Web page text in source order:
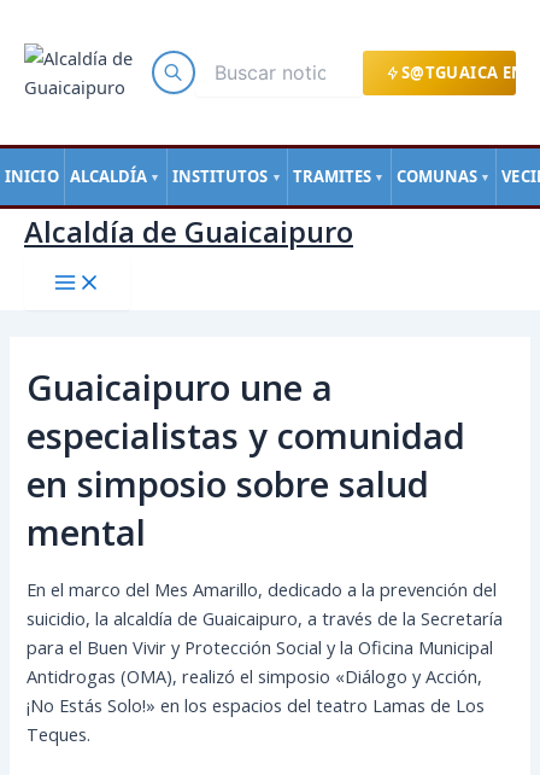
S@TGUAICA EN
INICIO ALCALDÍA ▼ INSTITUTOS ▼ TRAMITES ▼ COMUNAS ▼
contenido
Alcaldía de Guaicaipuro
Guaicaipuro une a
especialistas y comunidad
en simposio sobre salud
mental
En el marco del Mes Amarillo, dedicado a la prevención del
suicidio, la alcaldía de Guaicaipuro, a través de la Secretaría
para el Buen Vivir y Protección Social y la Oficina Municipal
Antidrogas (OMA), realizó el simposio «Diálogo y Acción,
¡No Estás Solo!» en los espacios del teatro Lamas de Los
Teques.
de
entradas